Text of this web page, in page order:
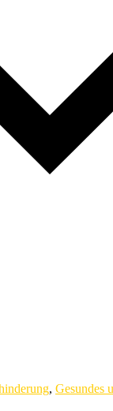
, Gesundes